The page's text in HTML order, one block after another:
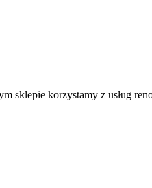
korzystamy z usług